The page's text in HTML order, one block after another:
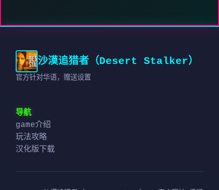
沙漠追猎者（Desert Stalker）
官方针对华语，赠送设置
导航
game介绍
玩法攻略
汉化版下载